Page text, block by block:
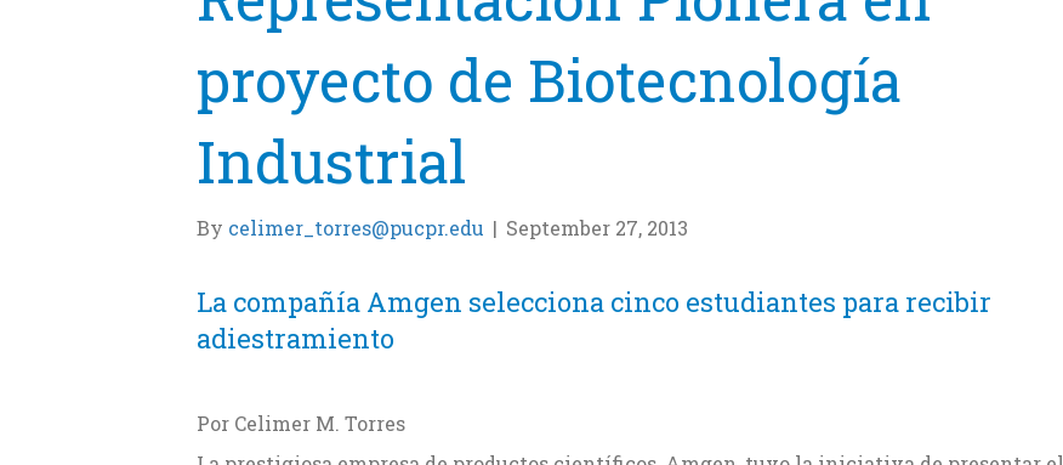
proyecto de Biotecnología
Industrial
By celimer_torres@pucpr.edu | September 27, 2013
La compañía Amgen selecciona cinco estudiantes para recibir
adiestramiento
Por Celimer M. Torres